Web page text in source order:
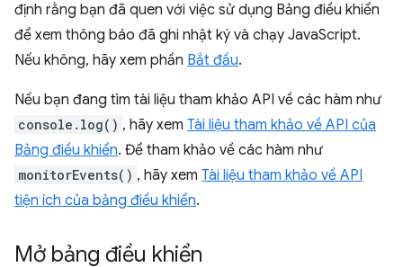
định rằng bạn đã quen với việc sử dụng Bảng điều khiển
để xem thông báo đã ghi nhật ký và chạy JavaScript.
Nếu không, hãy xem phần Bắt đầu.
Nếu bạn đang tìm tài liệu tham khảo API về các hàm như
console.log() , hãy xem Tài liệu tham khảo về API của
Bảng điều khiển. Để tham khảo về các hàm như
monitorEvents() , hãy xem Tài liệu tham khảo về API
tiện ích của bảng điều khiển.
Mở bảng điều khiển